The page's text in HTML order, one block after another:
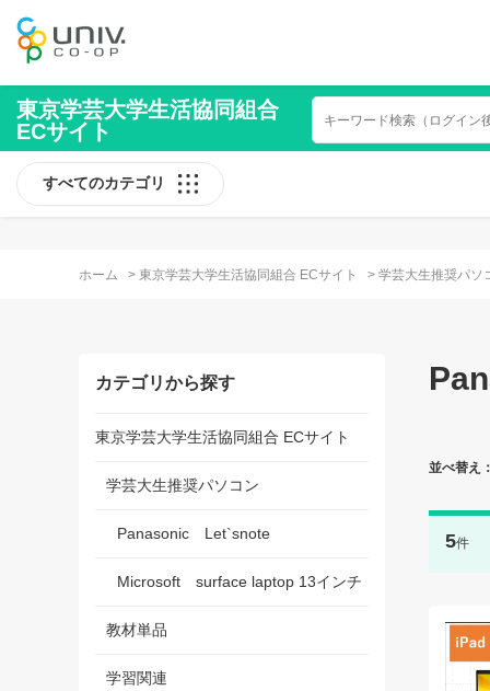
東京学芸大学生活協同組合
ECサイト
すべてのカテゴリ
ホーム > 東京学芸大学生活協同組合 ECサイト > 学芸大生推奨パソ
カテゴリから探す
東京学芸大学生活協同組合 ECサイト
学芸大生推奨パソコン
Panasonic Let`snote
Microsoft surface laptop 13インチ
教材単品
学習関連
並べ替え
5件